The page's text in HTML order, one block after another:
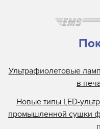
Ультрафиолетовые
в
Новые типы LED-
промышленной сушки